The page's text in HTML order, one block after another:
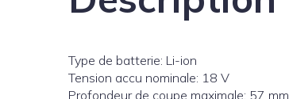
Type de batterie: Li-ion
Tension accu nominale: 18 V
Profondeur de coupe maximale: 57 mm